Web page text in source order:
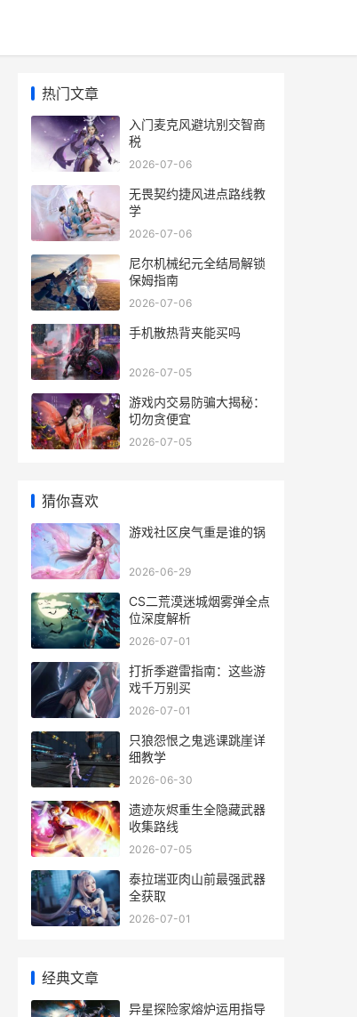
热门文章
入门麦克风避坑别交智商
税
2026-07-06
无畏契约捷风进点路线教
学
2026-07-06
尼尔机械纪元全结局解锁
保姆指南
2026-07-06
手机散热背夹能买吗
2026-07-05
游戏内交易防骗大揭秘：
切勿贪便宜
2026-07-05
猜你喜欢
游戏社区戾气重是谁的锅
2026-06-29
CS二荒漠迷城烟雾弹全点
位深度解析
2026-07-01
打折季避雷指南：这些游
戏千万别买
2026-07-01
只狼怨恨之鬼逃课跳崖详
细教学
2026-06-30
遗迹灰烬重生全隐藏武器
收集路线
2026-07-05
泰拉瑞亚肉山前最强武器
全获取
2026-07-01
经典文章
异星探险家熔炉运用指导